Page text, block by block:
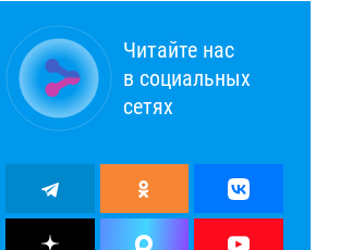
Читайте нас
в социальных
сетях